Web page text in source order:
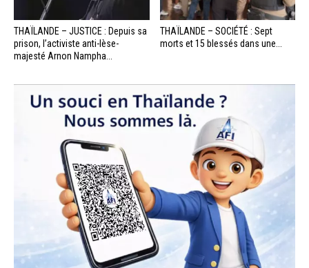
THAÏLANDE – JUSTICE : Depuis sa
prison, l’activiste anti-lèse-
majesté Arnon Nampha...
THAÏLANDE – SOCIÉTÉ : Sept
morts et 15 blessés dans une...